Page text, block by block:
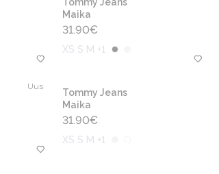
Maika
31.90€
XS S M +1
Uus
Tommy Jeans
Maika
31.90€
XS S M +1